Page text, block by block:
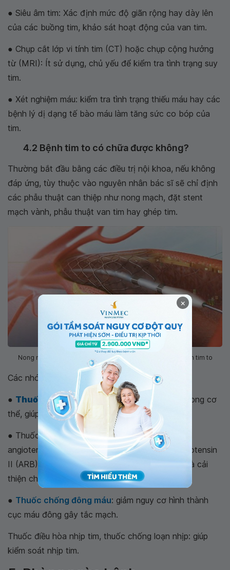
● Siêu âm tim: Xác định mức độ giãn rộng hay dày lên
của các buồng tim, khảo sát hoạt động của van tim.
● Chụp cắt lớp vi tính tim (CT) hoặc chụp cộng hưởng
từ (MRI): Ít sử dụng, chủ yếu để kiểm tra tình trạng suy
tim.
● Xét nghiệm máu: kiểm tra tình trạng thiếu máu hay các
bệnh lý dị dạng tế bào máu làm tăng sức co bóp của
tim.
4.2 Bệnh tim to có chữa được không?
Thường bắt đầu bằng các điều trị nội khoa, nếu không
đáp ứng, tùy thuộc vào nguyên nhân bác sĩ sẽ chỉ định
các phẫu thuật can thiệp như nong mạch, đặt stent
mạch vành, phẫu thuật van tim hay ghép tim.
Nong mạch bằng stent để cải thiện lưu thông máu cho bệnh tim to
Các nhóm thuốc điều trị triệu chứng:
● Thuốc lợi tiểu:làm giảm lượng Na và nước trong cơ
thể, giúp hạ huyết áp, giảm gánh nặng cho tim.
● Thuốc chẹn beta, thuốc ức chế men chuyển
angiotensin (ACE) hoặc thuốc chẹn thụ thể angiotensin
II (ARB): có thể được sử dụng để hạ huyết áp và cải
thiện chức năng tim.
● Thuốc chống đông máu: giảm nguy cơ hình thành
cục máu đông gây tắc mạch.
Thuốc điều hòa nhịp tim, thuốc chống loạn nhịp: giúp
kiểm soát nhịp tim.
×